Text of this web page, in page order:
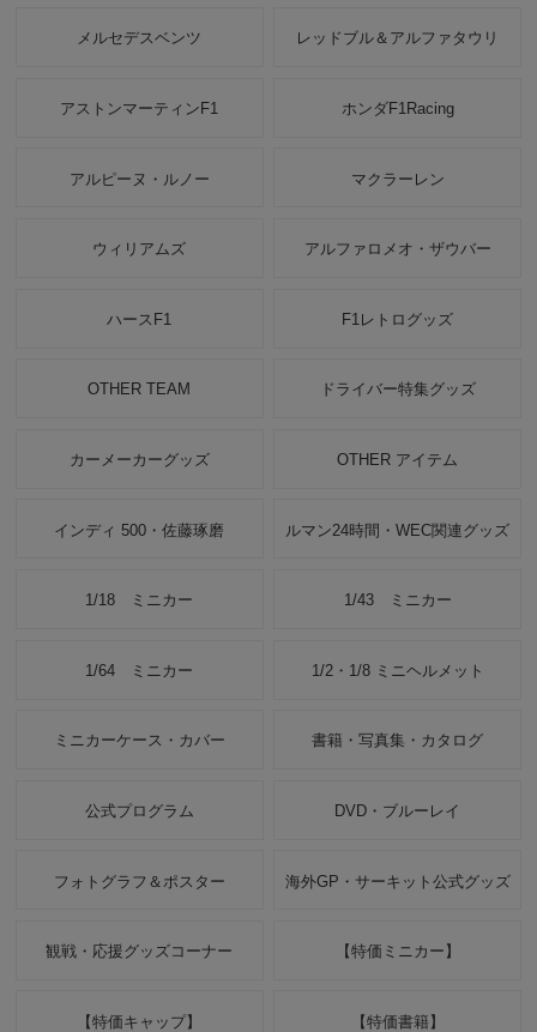
メルセデスベンツ レッドブル＆アルファタウリ
アストンマーティンF1 ホンダF1Racing
アルピーヌ・ルノー マクラーレン
ウィリアムズ アルファロメオ・ザウバー
ハースF1 F1レトログッズ
OTHER TEAM ドライバー特集グッズ
カーメーカーグッズ OTHER アイテム
インディ 500・佐藤琢磨 ルマン24時間・WEC関連グッズ
1/18 ミニカー 1/43 ミニカー
1/64 ミニカー 1/2・1/8 ミニヘルメット
ミニカーケース・カバー 書籍・写真集・カタログ
公式プログラム DVD・ブルーレイ
フォトグラフ＆ポスター 海外GP・サーキット公式グッズ
観戦・応援グッズコーナー 【特価ミニカー】
【特価キャップ】 【特価書籍】